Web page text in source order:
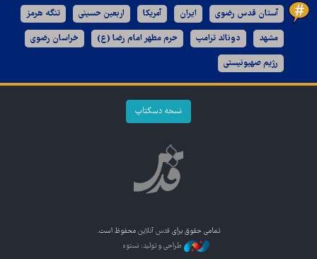
آستان قدس رضوی ایران آمریکا اربعین حسینی تنگه هرمز
مشهد دونالد ترامپ حرم مطهر امام رضا (ع) خراسان رضوی
رژیم صهیونیستی
نسخه دسکتاپ
تمامی حقوق برای قدس آنلاین محفوظ است.
طراحی و تولید: نستوه